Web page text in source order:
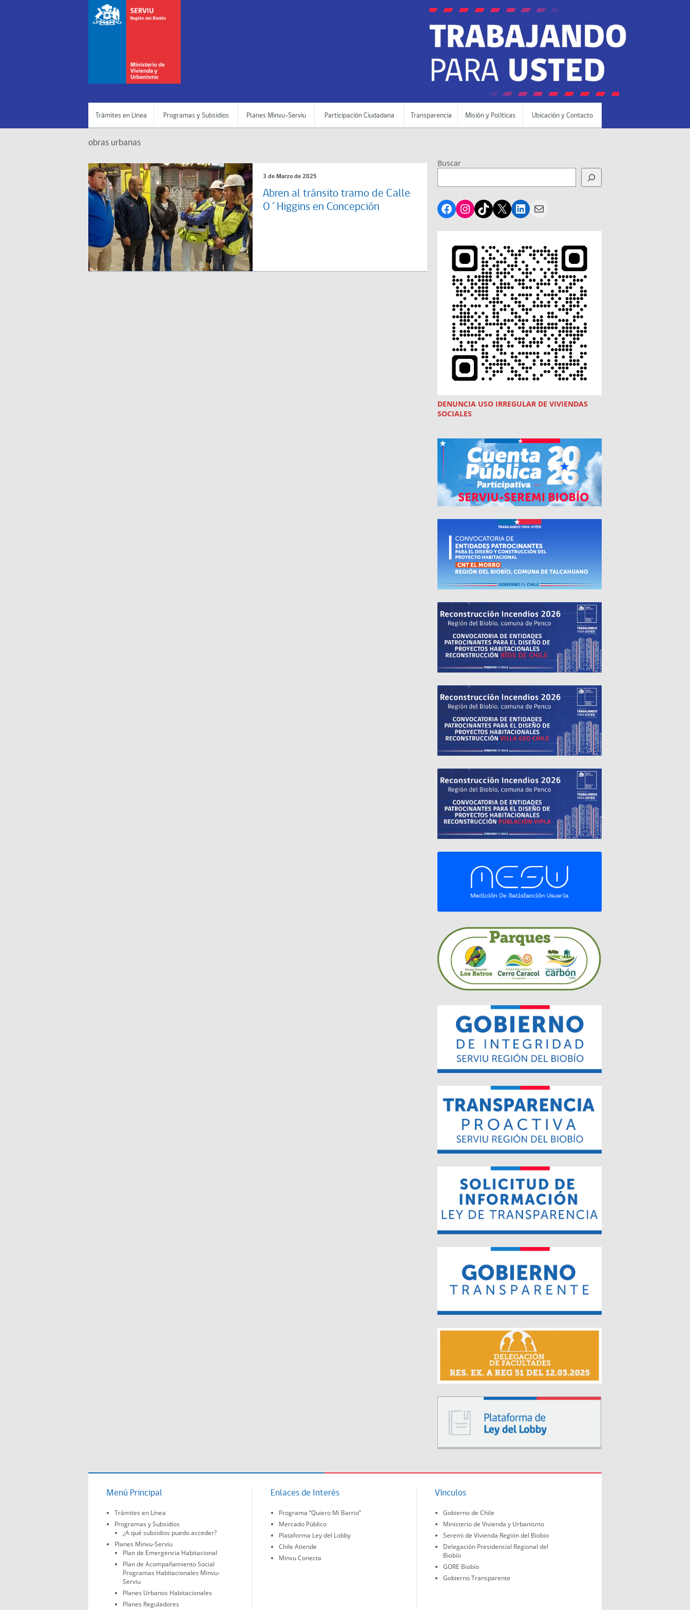
Trámites en Línea Programas y Subsidios Planes Minvu-Serviu Participación Ciudadana Transparencia Misión y Políticas Ubicación y Contacto
obras urbanas
3 de Marzo de 2025
Abren al tránsito tramo de Calle
O´Higgins en Concepción
Buscar
Facebook
Instagram
TikTok
X LinkedIn
Mail
DENUNCIA USO IRREGULAR DE VIVIENDAS
SOCIALES
Menú Principal
Trámites en Línea
Programas y Subsidios
¿A qué subsidios puedo acceder?
Planes Minvu-Serviu
Plan de Emergencia Habitacional
Plan de Acompañamiento Social
Programas Habitacionales Minvu-
Serviu
Planes Urbanos Habitacionales
Planes Reguladores
Enlaces de Interés
Programa “Quiero Mi Barrio”
Mercado Público
Plataforma Ley del Lobby
Chile Atiende
Minvu Conecta
Vínculos
Gobierno de Chile
Ministerio de Vivienda y Urbanismo
Seremi de Vivienda Región del Biobio
Delegación Presidencial Regional del
Biobío
GORE Biobío
Gobierno Transparente